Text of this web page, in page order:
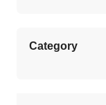
Category